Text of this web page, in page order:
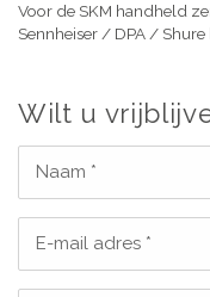
Voor de SKM handheld
Sennheiser / DPA / Shure
Wilt u
Naam *
E-mail adres *